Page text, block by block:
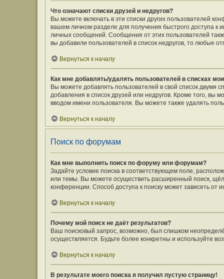
Что означают списки друзей и недругов?
Вы можете включать в эти списки других пользователей
вашем личном разделе для получения быстрого доступа к
личных сообщений. Сообщения от этих пользователей
вы добавили пользователей в список недругов, то любые
Вернуться к началу
Как мне добавлять/удалять пользователей в списках
Вы можете добавлять пользователей в свой список двумя
добавления в список друзей или недругов. Кроме того, вы
вводом имени пользователя. Вы можете также удалять
Вернуться к началу
Поиск по форумам
Как мне выполнить поиск по форуму или форумам?
Задайте условие поиска в соответствующем поле,
или темы. Вы можете осуществить расширенный поиск,
конференции. Способ доступа к поиску может зависеть от
Вернуться к началу
Почему мой поиск не даёт результатов?
Ваш поисковый запрос, возможно, был слишком
осуществляется. Будьте более конкретны и используйте
Вернуться к началу
В результате моего поиска я получил пустую страницу!